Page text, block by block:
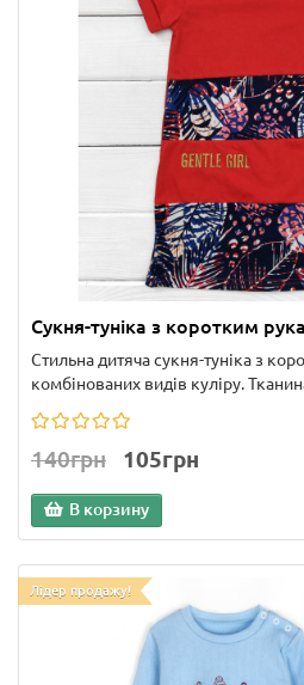
Сукня-туніка з коротким
Стильна дитяча сукня-туніка з
комбінованих видів куліру.
140грн 105грн
В корзину
Лідер продажу!